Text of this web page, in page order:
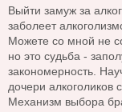
Выйти замуж за
заболеет
Можете со мной не
но это судьба -
закономерность.
дочери алкоголиков
Механизм выбора